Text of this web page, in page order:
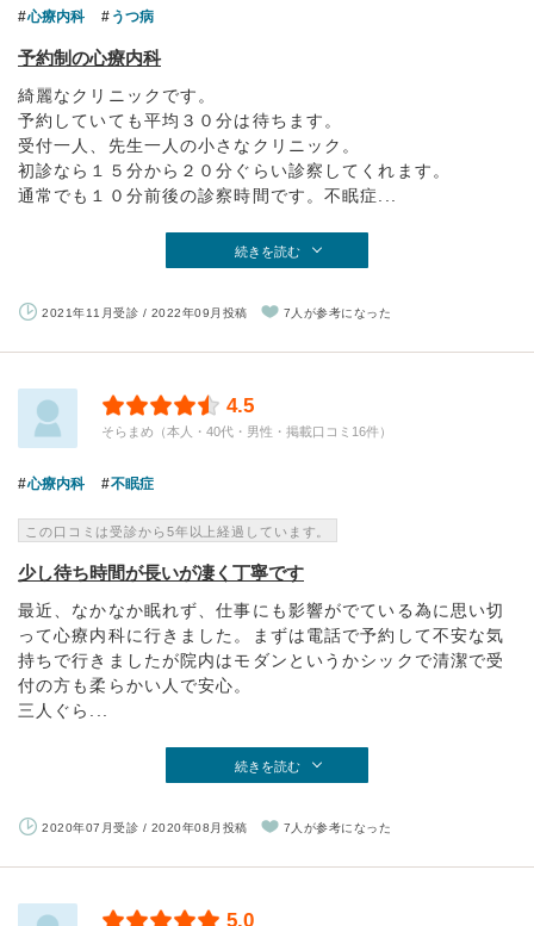
心療内科 うつ病
予約制の心療内科
綺麗なクリニックです。
予約していても平均３０分は待ちます。
受付一人、先生一人の小さなクリニック。
初診なら１５分から２０分ぐらい診察してくれます。
通常でも１０分前後の診察時間です。不眠症...
続きを読む
2021年11月受診 / 2022年09月投稿 7人が参考になった
4.5
そらまめ（本人・40代・男性・掲載口コミ16件）
心療内科 不眠症
この口コミは受診から5年以上経過しています。
少し待ち時間が長いが凄く丁寧です
最近、なかなか眠れず、仕事にも影響がでている為に思い切
って心療内科に行きました。まずは電話で予約して不安な気
持ちで行きましたが院内はモダンというかシックで清潔で受
付の方も柔らかい人で安心。
三人ぐら...
続きを読む
2020年07月受診 / 2020年08月投稿 7人が参考になった
5.0